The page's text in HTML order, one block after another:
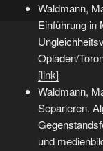
Waldmann,
Einführung in
Opladen/
[link]
Waldmann,
Separieren.
und